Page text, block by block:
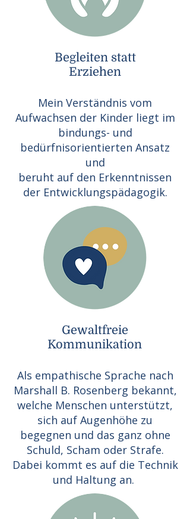
Begleiten statt
Erziehen
Mein Verständnis vom
Aufwachsen der Kinder liegt im
bindungs- und
bedürfnisorientierten Ansatz
und
beruht auf den Erkenntnissen
der Entwicklungspädagogik.
Gewaltfreie
Kommunikation
Als empathische Sprache nach
Marshall B. Rosenberg bekannt,
welche Menschen unterstützt,
sich auf Augenhöhe zu
begegnen und das ganz ohne
Schuld, Scham oder Strafe.
Dabei kommt es auf die Technik
und Haltung an.